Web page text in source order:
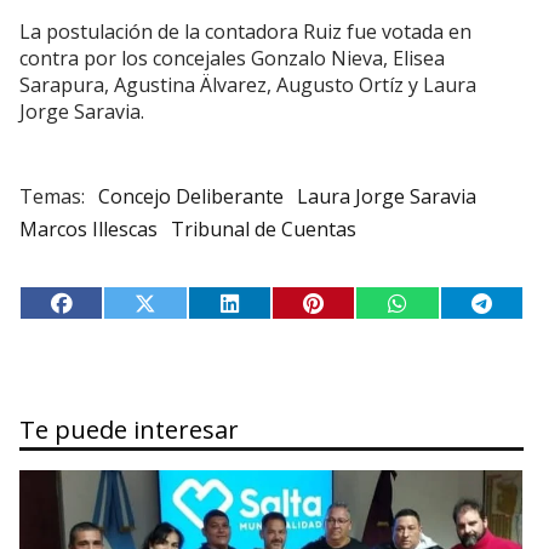
La postulación de la contadora Ruiz fue votada en
contra por los concejales Gonzalo Nieva, Elisea
Sarapura, Agustina Älvarez, Augusto Ortíz y Laura
Jorge Saravia.
Concejo Deliberante Laura Jorge Saravia
Marcos Illescas Tribunal de Cuentas
Te puede interesar